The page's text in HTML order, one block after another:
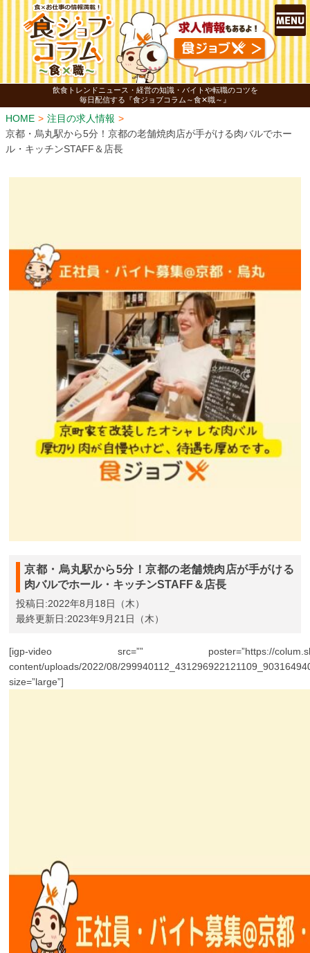
飲食トレンドニュース・経営の知識・バイトや転職のコツを
毎日配信する『食ジョブコラム～食✕職～』
HOME
注目の求人情報
京都・烏丸駅から5分！京都の老舗焼肉店が手がける肉バルでホー
ル・キッチンSTAFF＆店長
京都・烏丸駅から5分！京都の老舗焼肉店が手がける
肉バルでホール・キッチンSTAFF＆店長
投稿日:2022年8月18日（木）
最終更新日:2023年9月21日（木）
[igp-video src=”” poster=”https://
content/uploads/2022/08/
size=”large”]